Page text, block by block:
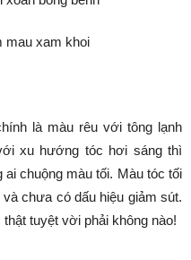
là màu rêu với tông lạnh
xu hướng tóc hơi sáng thì
chuộng màu tối. Màu tóc tối
chưa có dấu hiệu giảm sút.
tuyệt vời phải không nào!